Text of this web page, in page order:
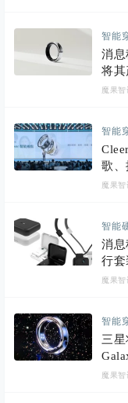
智能
消息
将其
魔果智
智能
歌、
魔果智
智能
消息
行
魔果智
智能
三
魔果智